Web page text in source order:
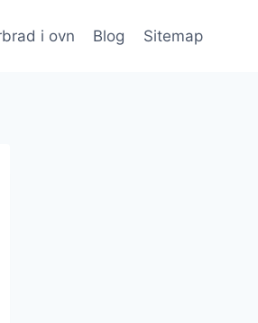
i ovn Blog Sitemap